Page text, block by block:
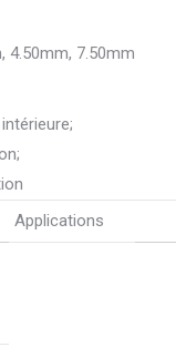
4.50mm, 7.50mm
Applications